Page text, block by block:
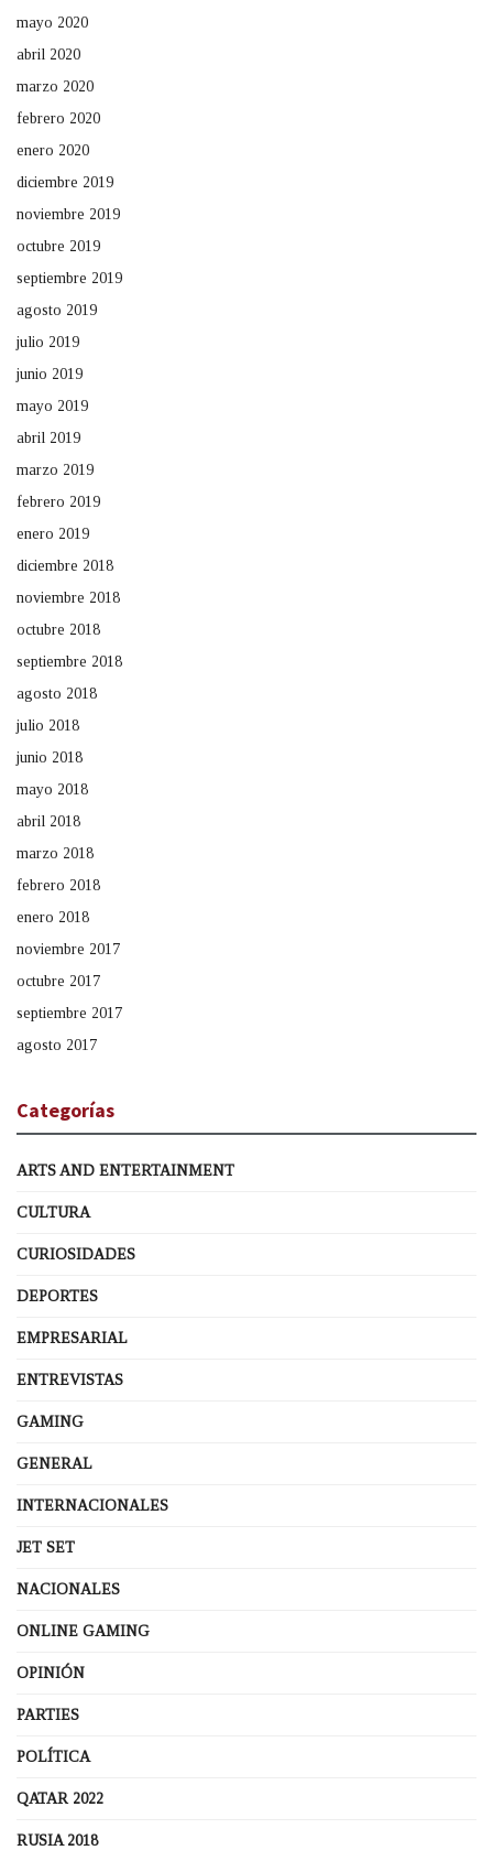
mayo 2020
abril 2020
marzo 2020
febrero 2020
enero 2020
diciembre 2019
noviembre 2019
octubre 2019
septiembre 2019
agosto 2019
julio 2019
junio 2019
mayo 2019
abril 2019
marzo 2019
febrero 2019
enero 2019
diciembre 2018
noviembre 2018
octubre 2018
septiembre 2018
agosto 2018
julio 2018
junio 2018
mayo 2018
abril 2018
marzo 2018
febrero 2018
enero 2018
noviembre 2017
octubre 2017
septiembre 2017
agosto 2017
Categorías
ARTS AND ENTERTAINMENT
CULTURA
CURIOSIDADES
DEPORTES
EMPRESARIAL
ENTREVISTAS
GAMING
GENERAL
INTERNACIONALES
JET SET
NACIONALES
ONLINE GAMING
OPINIÓN
PARTIES
POLÍTICA
QATAR 2022
RUSIA 2018